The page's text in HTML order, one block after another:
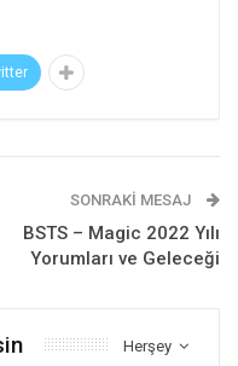
SONRAKI MESAJ
BSTS – Magic 2022 Yılı
Yorumları ve Geleceği
Herşey